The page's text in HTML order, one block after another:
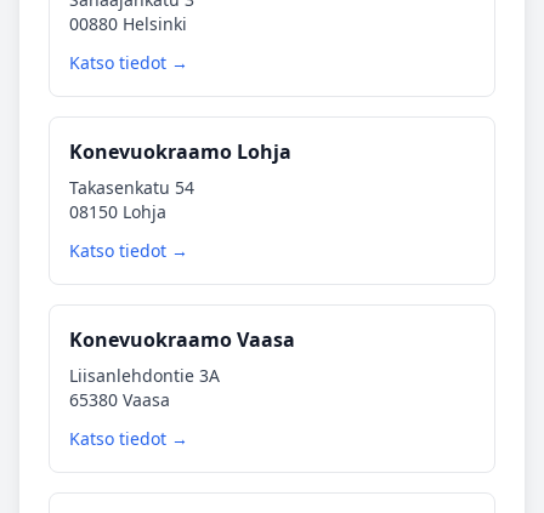
00880 Helsinki
Katso tiedot →
Konevuokraamo Lohja
Takasenkatu 54
08150 Lohja
Katso tiedot →
Konevuokraamo Vaasa
Liisanlehdontie 3A
65380 Vaasa
Katso tiedot →